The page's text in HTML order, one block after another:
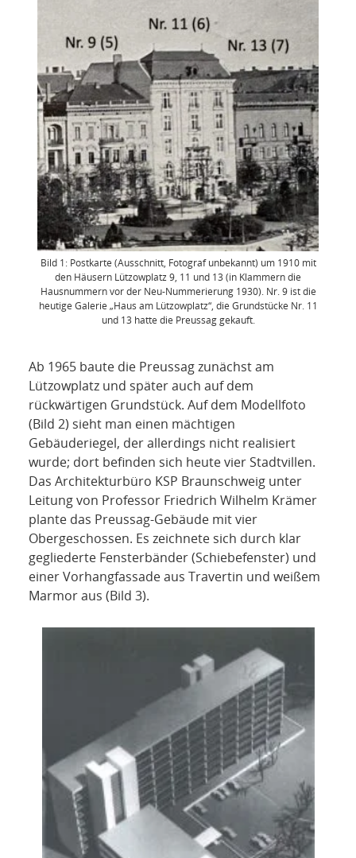
Bild 1: Postkarte (Ausschnitt, Fotograf unbekannt) um 1910 mit
den Häusern Lützowplatz 9, 11 und 13 (in Klammern die
Hausnummern vor der Neu-Nummerierung 1930). Nr. 9 ist die
heutige Galerie „Haus am Lützowplatz“, die Grundstücke Nr. 11
und 13 hatte die Preussag gekauft.
Ab 1965 baute die Preussag zunächst am
Lützowplatz und später auch auf dem
rückwärtigen Grundstück. Auf dem Modellfoto
(Bild 2) sieht man einen mächtigen
Gebäuderiegel, der allerdings nicht realisiert
wurde; dort befinden sich heute vier Stadtvillen.
Das Architekturbüro KSP Braunschweig unter
Leitung von Professor Friedrich Wilhelm Krämer
plante das Preussag-Gebäude mit vier
Obergeschossen. Es zeichnete sich durch klar
gegliederte Fensterbänder (Schiebefenster) und
einer Vorhangfassade aus Travertin und weißem
Marmor aus (Bild 3).